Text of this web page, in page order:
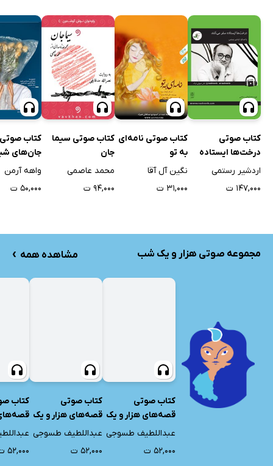
کتاب صوتی
درخت‌ها ایستاده
سفر می‌کنند
اردشیر رستمی
۱۴۷,۰۰۰ ت
کتاب صوتی نامه‌ای
به تو
نگین آل آقا
۳۱,۰۰۰ ت
کتاب صوتی سیما
جان
محمد عاصمی
۹۴,۰۰۰ ت
کتاب صوتی
جان‌های
واهه آرمن
۵۰,۰۰۰ ت
مجموعه صوتی هزار و یک شب مشاهده همه ›
کتاب صوتی
قصه‌های هزار و یک
شب - جلد شانزدهم
عبداللطیف طسوجی
۵۲,۰۰۰ ت
کتاب صوتی
قصه‌های هزار و یک
شب - جلد ششم
سی‌ و ششم)
عبداللطیف طسوجی
۵۲,۰۰۰ ت
کتاب
شب -
چهارم
۵۲,۰۰۰ ت